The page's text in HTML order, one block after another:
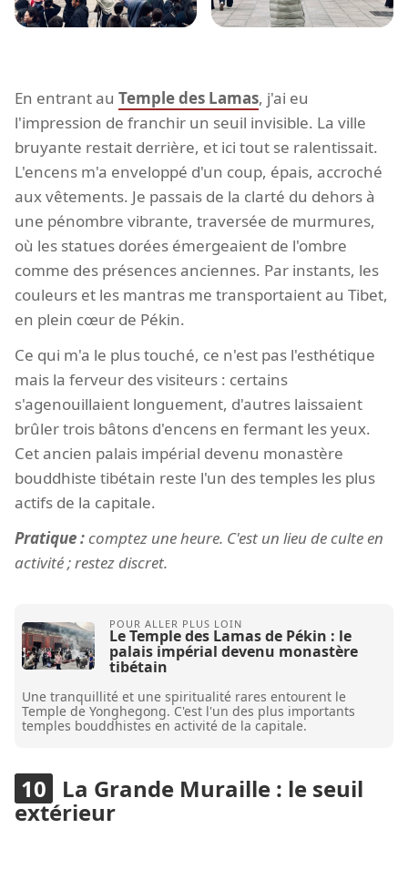
En entrant au Temple des Lamas, j'ai eu
l'impression de franchir un seuil invisible. La ville
bruyante restait derrière, et ici tout se ralentissait.
L'encens m'a enveloppé d'un coup, épais, accroché
aux vêtements. Je passais de la clarté du dehors à
une pénombre vibrante, traversée de murmures,
où les statues dorées émergeaient de l'ombre
comme des présences anciennes. Par instants, les
couleurs et les mantras me transportaient au Tibet,
en plein cœur de Pékin.
Ce qui m'a le plus touché, ce n'est pas l'esthétique
mais la ferveur des visiteurs : certains
s'agenouillaient longuement, d'autres laissaient
brûler trois bâtons d'encens en fermant les yeux.
Cet ancien palais impérial devenu monastère
bouddhiste tibétain reste l'un des temples les plus
actifs de la capitale.
Pratique :comptez une heure. C'est un lieu de culte en
activité ; restez discret.
Le Temple des Lamas de Pékin : le
palais impérial devenu monastère
tibétain
Une tranquillité et une spiritualité rares entourent le
Temple de Yonghegong. C'est l'un des plus importants
temples bouddhistes en activité de la capitale.
La Grande Muraille : le seuil
extérieur